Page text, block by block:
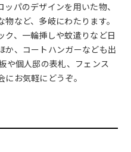
パのデザインを用いた物、
など、多岐にわたります。
ク、一輪挿しや蚊遣りなど日
か、コートハンガーなども出
や個人邸の表札、フェンス
お気軽にどうぞ。